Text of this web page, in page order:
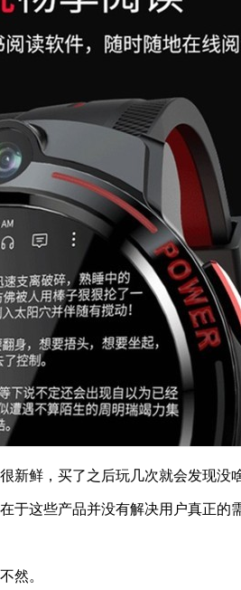
鲜，买了之后玩几次就会发现没
这些产品并没有解决用户真正的
然。